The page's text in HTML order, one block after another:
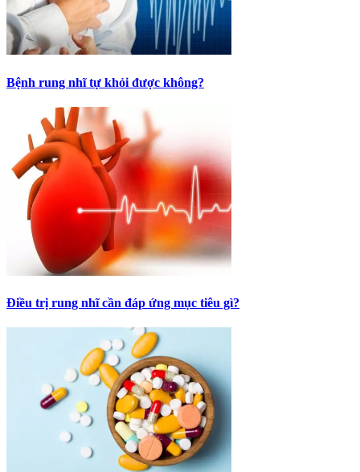
Bệnh rung nhĩ tự khỏi được không?
Điều trị rung nhĩ cần đáp ứng mục tiêu gì?